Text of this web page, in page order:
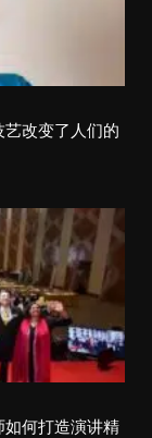
改变了人们的
如何打造演讲精